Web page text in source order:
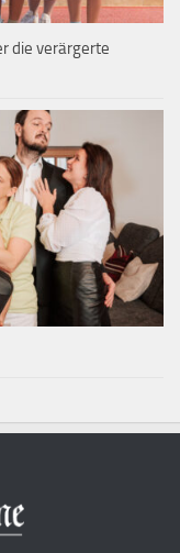
die verärgerte